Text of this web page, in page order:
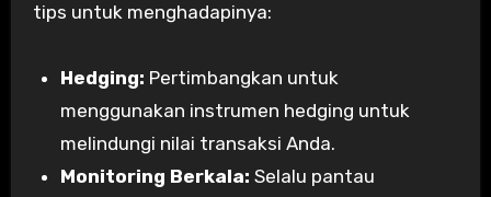
tips untuk menghadapinya:
Hedging: Pertimbangkan untuk
menggunakan instrumen hedging untuk
melindungi nilai transaksi Anda.
Monitoring Berkala: Selalu pantau